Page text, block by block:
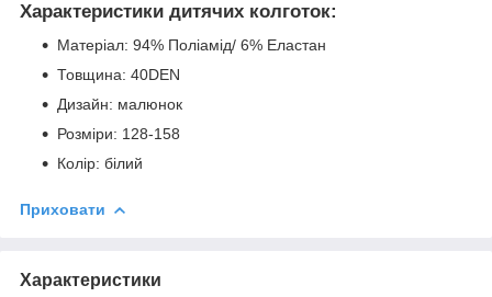
Характеристики дитячих колготок:
Матеріал: 94% Поліамід/ 6% Еластан
Товщина: 40DEN
Дизайн: малюнок
Розміри: 128-158
Колір: білий
Приховати
Характеристики